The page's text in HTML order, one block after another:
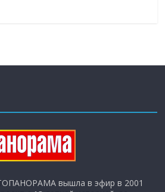
вышла в эфир в 2001